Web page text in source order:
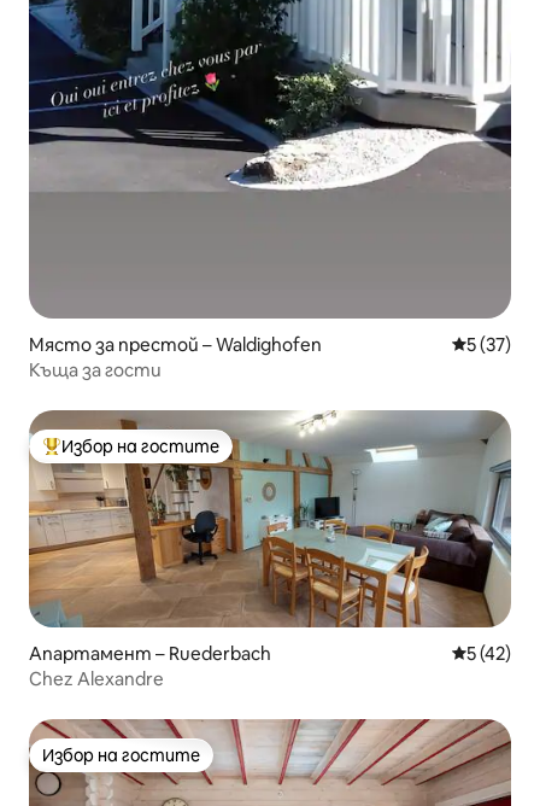
Място за престой – Waldighofen Средна
5 (37)
Къща за гости
Най-популярен избор на гостите
Избор на гостите
Апартамент – Ruederbach Средна
5 (42)
Chez Alexandre
Избор на гостите
Избор на гостите